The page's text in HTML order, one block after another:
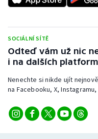
Sportovní střelba
Stolní tenis
Triatlon
Veslování
Volejbal
SOCIÁLNÍ SÍTĚ
Odteď vám už nic
i na dalších
Nenechte si nikde ujít
na Facebooku, X,